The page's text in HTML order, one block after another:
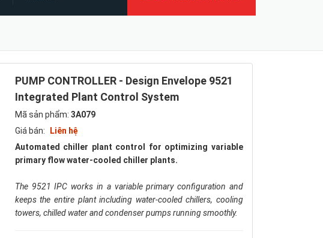
PUMP CONTROLLER - Design Envelope 9521
Integrated Plant Control System
Mã sản phẩm: 3A079
Giá bán:
Liên hệ
Automated chiller plant control for optimizing variable
primary flow water-cooled chiller plants.
The 9521 IPC works in a variable primary configuration and
keeps the entire plant including water-cooled chillers, cooling
towers, chilled water and condenser pumps running smoothly.